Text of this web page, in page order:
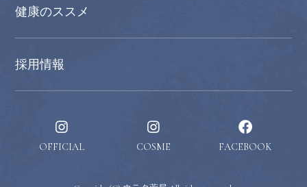
健康のススメ
採用情報
OFFICIAL COSME FACEBOOK